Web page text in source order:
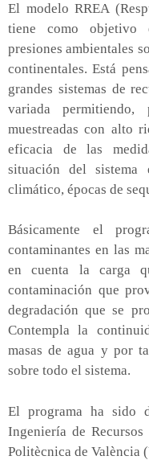
El modelo RREA
tiene como objetivo
presiones ambientales
continentales. Está
grandes sistemas de
variada
muestreadas con alto
eficacia de las
situación del sistema
climático, épocas de
Básicamente el
contaminantes en las
en cuenta la carga
contaminación que
degradación que se
Contempla la
masas de agua y por
sobre todo el sistema.
El programa ha sido
Ingeniería de
Politècnica de València